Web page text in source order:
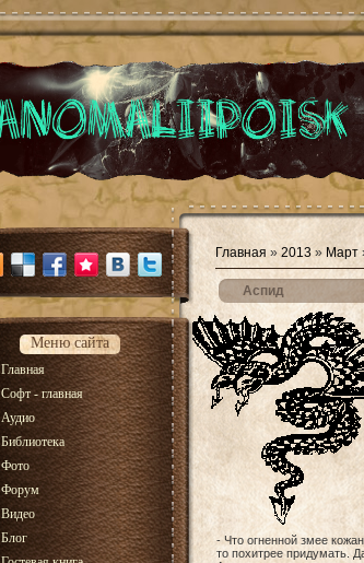
Меню сайта
Главная
Софт - главная
Аудио
Библиотека
Фото
Форум
Видео
Блог
Главная » 2013 » Март
Аспид
- Что огненной змее
то похитрее придумать.